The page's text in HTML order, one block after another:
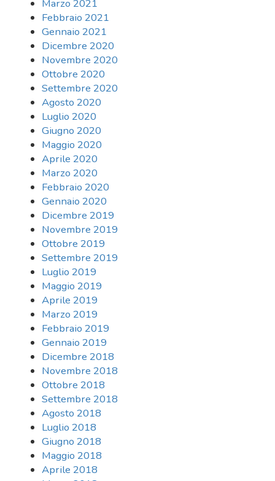
Marzo 2021
Febbraio 2021
Gennaio 2021
Dicembre 2020
Novembre 2020
Ottobre 2020
Settembre 2020
Agosto 2020
Luglio 2020
Giugno 2020
Maggio 2020
Aprile 2020
Marzo 2020
Febbraio 2020
Gennaio 2020
Dicembre 2019
Novembre 2019
Ottobre 2019
Settembre 2019
Luglio 2019
Maggio 2019
Aprile 2019
Marzo 2019
Febbraio 2019
Gennaio 2019
Dicembre 2018
Novembre 2018
Ottobre 2018
Settembre 2018
Agosto 2018
Luglio 2018
Giugno 2018
Maggio 2018
Aprile 2018